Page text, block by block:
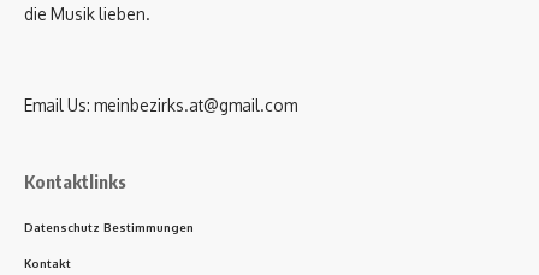
die Musik lieben.
Email Us: meinbezirks.at@gmail.com
Kontaktlinks
Datenschutz Bestimmungen
Kontakt